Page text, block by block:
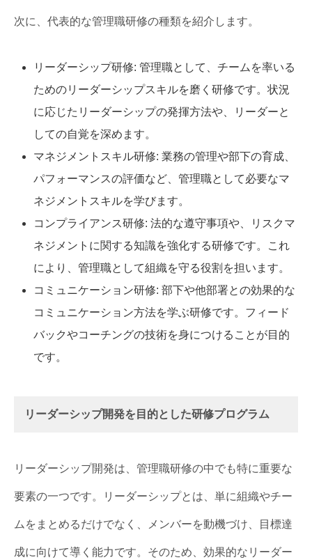
次に、代表的な管理職研修の種類を紹介します。
リーダーシップ研修: 管理職として、チームを率いる
ためのリーダーシップスキルを磨く研修です。状況
に応じたリーダーシップの発揮方法や、リーダーと
しての自覚を深めます。
マネジメントスキル研修: 業務の管理や部下の育成、
パフォーマンスの評価など、管理職として必要なマ
ネジメントスキルを学びます。
コンプライアンス研修: 法的な遵守事項や、リスクマ
ネジメントに関する知識を強化する研修です。これ
により、管理職として組織を守る役割を担います。
コミュニケーション研修: 部下や他部署との効果的な
コミュニケーション方法を学ぶ研修です。フィード
バックやコーチングの技術を身につけることが目的
です。
リーダーシップ開発を目的とした研修プログラム
リーダーシップ開発は、管理職研修の中でも特に重要な
要素の一つです。リーダーシップとは、単に組織やチー
ムをまとめるだけでなく、メンバーを動機づけ、目標達
成に向けて導く能力です。そのため、効果的なリーダー